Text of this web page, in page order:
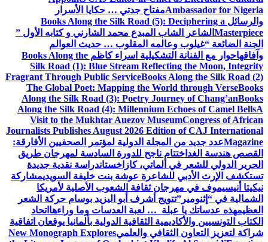
Ambassador for Nigeriaمفتاح جدتي … حكايا الأسرار
والرسائل Books Along the Silk Road (5): Deciphering a
Masterpiece الشاعر الشاب المبدع محمد الشارني و كتابه الأول ”
الجنة الضائعة “غيلوب وعالمه المقلوب … حديث العوالم
وآفاقهاحوار مع الفنانة التشكيلية اسراء كاظم Books Along the
Silk Road (1): Blue Stream Reflecting the Moon, Integrity
Fragrant Through Public ServiceBooks Along the Silk Road (2)
The Global Poet: Mapping the World through VerseBooks
Along the Silk Road (3): Poetry Journey of Chang’anBooks
Along the Silk Road (4): Millennium Echoes of Camel BellsA
Visit to the Mukhtar Auezov MuseumCongress of African
Journalists Publishes August 2026 Edition of CAJ International
Magazineعدد جديد من المجلة الدولية لمؤتمر الصحفيين الأفارقة:
القصص هندسة الغد اختتام ناجح للدورة السادسة لمهرجان طريق
الحرير الدولي للشعر في ألماتي، كازاخستاندراسة نقدية جديدة
تستكشف الإرث الأدبي للشاعرة عوشة بنت خليفة السويديمشاركة
نيكيتا أنيسيموف في مهرجان ثقافة الشعوب الأصلية لأمريكا
الشمالية في “إثنومير”تتويج أشرف أبو اليزيد بوسام حركة الشعر
العظيمهذه عدساتك يا عبلة … لعبة العدسات وما وراءها اتحاد
الكتاب التونسيين والأكاديمية الثقافية الدولية بألمانيا يوقعان اتفاقية
شراكة لتعزيز التعاون الثقافي والعلميNew Monograph Explores